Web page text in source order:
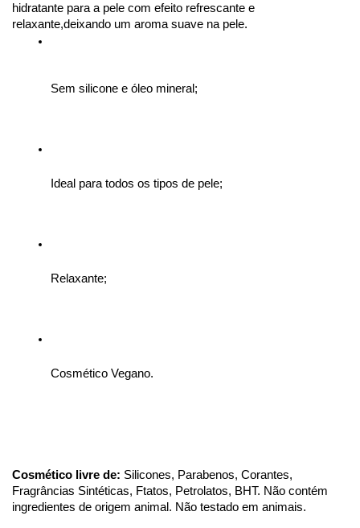
hidratante para a pele com efeito refrescante e
relaxante,deixando um aroma suave na pele.
Sem silicone e óleo mineral;
Ideal para todos os tipos de pele;
Relaxante;
Cosmético Vegano.
Cosmético livre de: Silicones, Parabenos, Corantes,
Fragrâncias Sintéticas, Ftatos, Petrolatos, BHT. Não contém
ingredientes de origem animal. Não testado em animais.